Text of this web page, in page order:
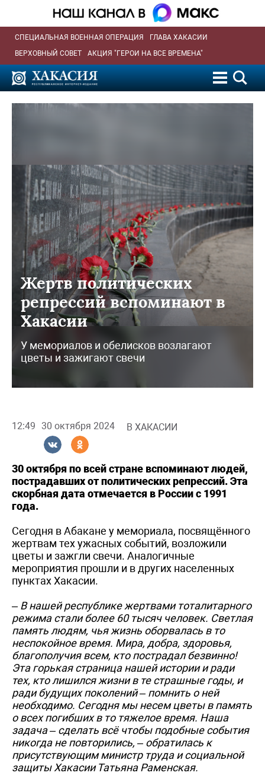
СПЕЦИАЛЬНАЯ ВОЕННАЯ ОПЕРАЦИЯ
ГЛАВА ХАКАСИИ
ВЕРХОВНЫЙ СОВЕТ
АКЦИЯ "ГЕРОИ НА ВСЕ ВРЕМЕНА"
Жертв политических
репрессий вспоминают в
Хакасии
У мемориалов и обелисков возлагают
цветы и зажигают свечи
12:49 30 октября 2024 В ХАКАСИИ
30 октября по всей стране вспоминают людей,
пострадавших от политических репрессий. Эта
скорбная дата отмечается в России с 1991
года.
Сегодня в Абакане у мемориала, посвящённого
жертвам тех ужасных событий, возложили
цветы и зажгли свечи. Аналогичные
мероприятия прошли и в других населенных
пунктах Хакасии.
– В нашей республике жертвами тоталитарного
режима стали более 60 тысяч человек. Светлая
память людям, чья жизнь оборвалась в то
неспокойное время. Мира, добра, здоровья,
благополучия всем, кто пострадал безвинно!
Эта горькая страница нашей истории и ради
тех, кто лишился жизни в те страшные годы, и
ради будущих поколений – помнить о ней
необходимо. Сегодня мы несем цветы в память
о всех погибших в то тяжелое время. Наша
задача – сделать всё чтобы подобные события
никогда не повторились, – обратилась к
присутствующим министр труда и социальной
защиты Хакасии Татьяна Раменская.